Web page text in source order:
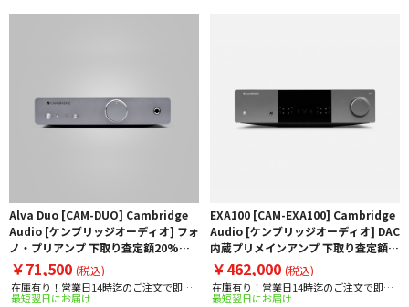
Alva Duo [CAM-DUO] Cambridge
Audio [ケンブリッジオーディオ] フォ
ノ・プリアンプ 下取り査定額20%ア
ップ実施中！
￥71,500 (税込)
在庫有り！営業日14時迄のご注文で即日
出荷！
最短翌日にお届け
EXA100 [CAM-EXA100] Cambridge
Audio [ケンブリッジオーディオ] DAC
内蔵プリメインアンプ 下取り査定額
20%アップ実施中！
￥462,000 (税込)
在庫有り！営業日14時迄のご注文で即日
出荷！
最短翌日にお届け